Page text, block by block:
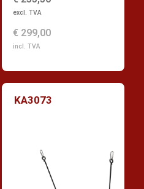
excl. TVA
€ 299,00
incl. TVA
KA3073